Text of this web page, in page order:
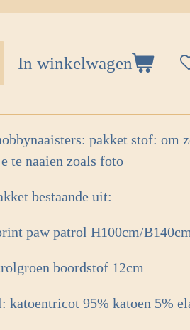
In winkelwagen
pakket stof: om
te naaien zoals foto
bestaande uit:
paw patrol H100cm/B140cm
boordstof 12cm
katoentricot 95% katoen 5%